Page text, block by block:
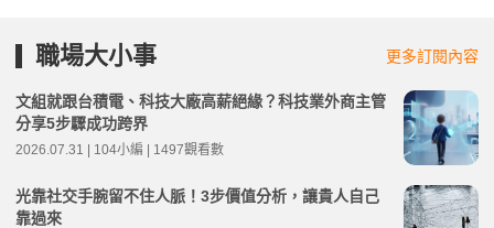
職場大小事 更多訂閱內容
文組就跟台積電、科技大廠高薪絕緣？科技業外商主管
分享5步驟成功跨界
2026.07.31 | 104小編 | 1497觀看數
光靠社交手腕留不住人脈！3步價值分析，讓貴人自己
靠過來